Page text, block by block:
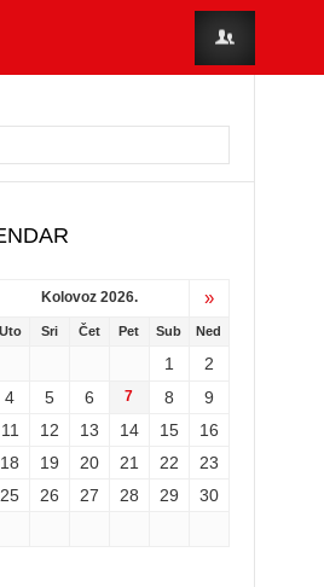
Kolovoz 2026. »
Uto Sri Čet Pet Sub Ned
1
2
4 5 6 7 8
9
11 12 13 14 15
16
18 19 20 21 22
23
25 26 27 28 29
30